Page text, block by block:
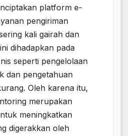
platform e-
pengiriman
kali gairah dan
dihadapkan pada
seperti pengelolaan
dan pengetahuan
Oleh karena itu,
merupakan
meningkatkan
digerakkan oleh